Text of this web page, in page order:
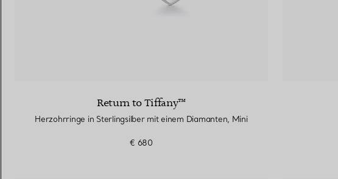
Return to Tiffany™
Herzohrringe in Sterlingsilber mit einem Diamanten, Mini
€ 680